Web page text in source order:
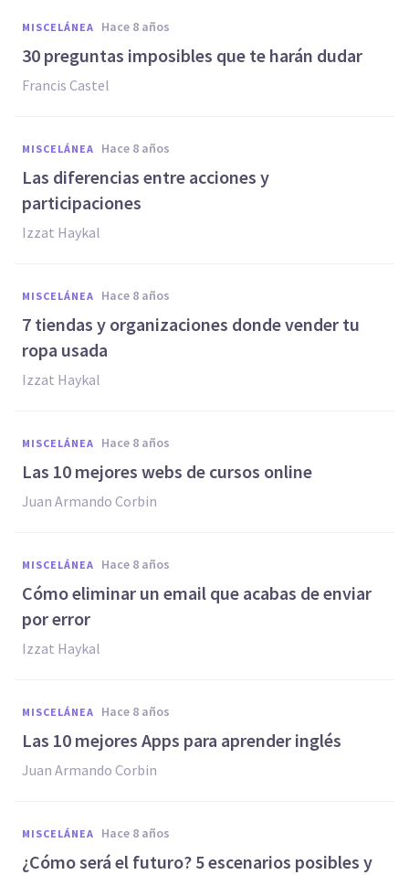
MISCELÁNEA hace 8 años
30 preguntas imposibles que te harán dudar
Francis Castel
MISCELÁNEA hace 8 años
Las diferencias entre acciones y
participaciones
Izzat Haykal
MISCELÁNEA hace 8 años
7 tiendas y organizaciones donde vender tu
ropa usada
Izzat Haykal
MISCELÁNEA hace 8 años
Las 10 mejores webs de cursos online
Juan Armando Corbin
MISCELÁNEA hace 8 años
Cómo eliminar un email que acabas de enviar
por error
Izzat Haykal
MISCELÁNEA hace 8 años
Las 10 mejores Apps para aprender inglés
Juan Armando Corbin
MISCELÁNEA hace 8 años
¿Cómo será el futuro? 5 escenarios posibles y